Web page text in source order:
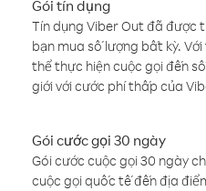
Gói tín dụng
Tín dụng Viber Out đã được
bạn mua số lượng bất kỳ.
thể thực hiện cuộc gọi đến
giới với cước phí thấp của
Gói cước gọi 30 ngày
Gói cước cuộc gọi 30 ngày
cuộc gọi quốc tế đến địa